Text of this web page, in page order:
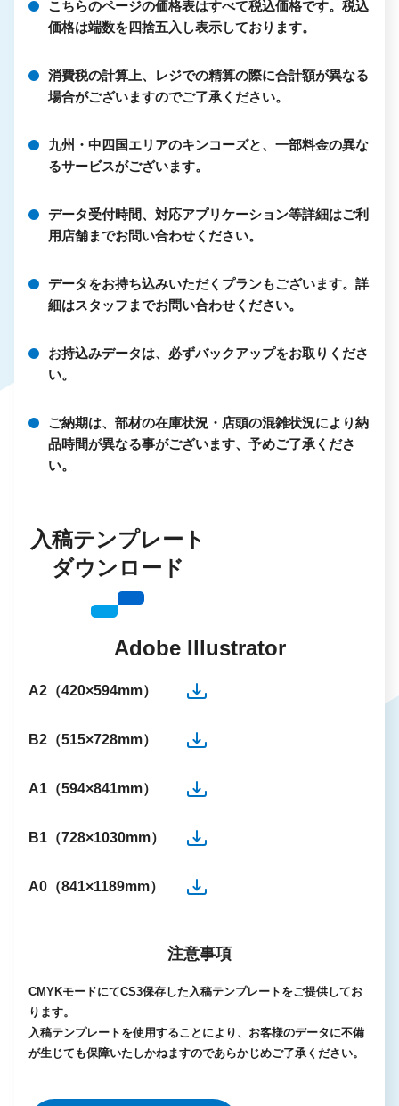
こちらのページの価格表はすべて税込価格です。税込
価格は端数を四捨五入し表示しております。
消費税の計算上、レジでの精算の際に合計額が異なる
場合がございますのでご了承ください。
九州・中四国エリアのキンコーズと、一部料金の異な
るサービスがございます。
データ受付時間、対応アプリケーション等詳細はご利
用店舗までお問い合わせください。
データをお持ち込みいただくプランもございます。詳
細はスタッフまでお問い合わせください。
お持込みデータは、必ずバックアップをお取りくださ
い。
ご納期は、部材の在庫状況・店頭の混雑状況により納
品時間が異なる事がございます、予めご了承くださ
い。
入稿テンプレート
ダウンロード
Adobe Illustrator
A2（420×594mm）
B2（515×728mm）
A1（594×841mm）
B1（728×1030mm）
A0（841×1189mm）
注意事項
CMYKモードにてCS3保存した入稿テンプレートをご提供してお
ります。
入稿テンプレートを使用することにより、お客様のデータに不備
が生じても保障いたしかねますのであらかじめご了承ください。